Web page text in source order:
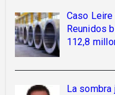
Caso
Reunidos
112,8
La